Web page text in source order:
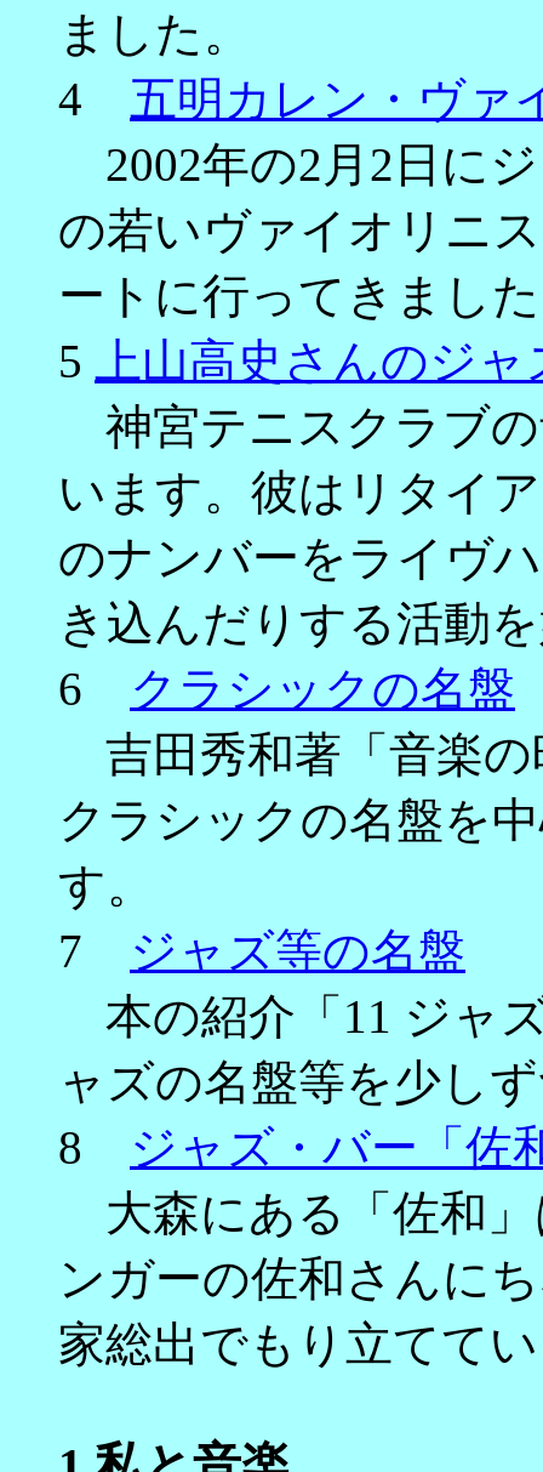
ました。
4 五明カレン・ヴァ
2002年の2月2日に
の若いヴァイオリニ
ートに行ってきました
5
上山高史さんのジ
神宮テニスクラブ
います。彼はリタイ
のナンバーをライヴ
き込んだりする活動
6 クラシックの名盤
吉田秀和著「音楽
クラシックの名盤を
す。
7 ジャズ等の名盤
本の紹介「11 ジャ
ャズの名盤等を少し
8 ジャズ・バー「佐
大森にある「佐和
ンガーの佐和さんに
家総出でもり立てて